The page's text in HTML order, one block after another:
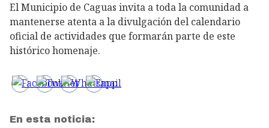
El Municipio de Caguas invita a toda la comunidad a
mantenerse atenta a la divulgación del calendario
oficial de actividades que formarán parte de este
histórico homenaje.
En esta noticia: